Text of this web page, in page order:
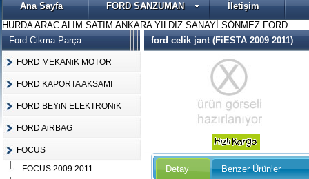
Ana Sayfa FORD SANZUMAN
İletişim
HURDA ARAC ALIM SATIM ANKARA YILDIZ SANAYİ SÖNMEZ FORD
Ford Cikma Parça
FORD MEKANiK MOTOR
FORD KAPORTA AKSAMI
FORD BEYiN ELEKTRONiK
FORD AiRBAG
FOCUS
FOCUS 2009 2011
ford celik jant (FiESTA 2009 2011)
Detay Benzer Ürünler